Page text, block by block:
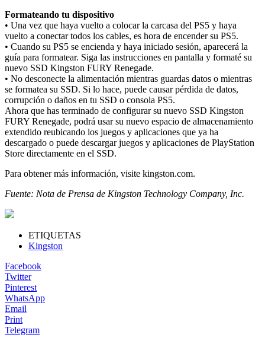
Formateando tu dispositivo
• Una vez que haya vuelto a colocar la carcasa del PS5 y haya
vuelto a conectar todos los cables, es hora de encender su PS5.
• Cuando su PS5 se encienda y haya iniciado sesión, aparecerá la
guía para formatear. Siga las instrucciones en pantalla y formaté su
nuevo SSD Kingston FURY Renegade.
• No desconecte la alimentación mientras guardas datos o mientras
se formatea su SSD. Si lo hace, puede causar pérdida de datos,
corrupción o daños en tu SSD o consola PS5.
Ahora que has terminado de configurar su nuevo SSD Kingston
FURY Renegade, podrá usar su nuevo espacio de almacenamiento
extendido reubicando los juegos y aplicaciones que ya ha
descargado o puede descargar juegos y aplicaciones de PlayStation
Store directamente en el SSD.
Para obtener más información, visite kingston.com.
Fuente: Nota de Prensa de Kingston Technology Company, Inc.
ETIQUETAS
Kingston
Facebook
Twitter
Pinterest
WhatsApp
Email
Print
Telegram